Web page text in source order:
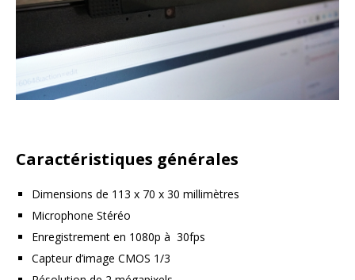
Caractéristiques générales
Dimensions de 113 x 70 x 30 millimètres
Microphone Stéréo
Enregistrement en 1080p à 30fps
Capteur d’image CMOS 1/3